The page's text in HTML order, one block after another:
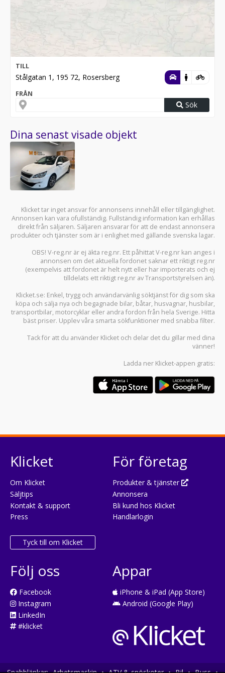
TILL
Stålgatan 1, 195 72, Rosersberg
FRÅN
Sök
Dina senast visade objekt
Klicket tar inget ansvar för annonsens innehåll eller tillgänglighet.
Annonsen kan vara ofullständig. Fullständig information kan erhållas
direkt från säljaren. Säljaren ansvarar för att de endast annonsera
produkter och tjänster som är i enlighet med gällande svenska lagar.
OBS! V-reg.nr är ej äkta reg.nr. Ett påhittat V-reg.nr kan anges i
annonsen om det aktuella fordonet saknar ett riktigt reg.nr
(exempelvis att fordonet är helt nytt eller har importerats och ej
tilldelats ett riktigt reg.nr av Transportstyrelsen än).
Klicket.se: Enkel, trygg och användarvänlig söktjänst för dig som ska
köpa och sälja nya och begagnade bilar, båtar, husvagnar, husbilar,
transportbilar, motorcyklar eller andra fordon från hela Sverige. Hitta
bäst priser. Upplev våra smarta sökfunktioner med snabba filter.
Tack för att du använder Klicket och delar det du gillar med dina
vänner!
Ladda ner Klicket-appen gratis:
Klicket
Om Klicket
Säljtips
Kontakt & support
Press
Tyck till om Klicket
För företag
Produkter & tjänster
Annonsera
Bli kund hos Klicket
Handlarlogin
Följ oss
Facebook
Instagram
LinkedIn
#klicket
Appar
iPhone & iPad (App Store)
Android (Google Play)